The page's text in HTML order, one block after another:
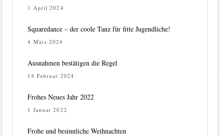
1 April 2024
Squaredance – der coole Tanz für fitte Jugendliche!
4 März 2024
Ausnahmen bestätigen die Regel
16 Februar 2024
Frohes Neues Jahr 2022
1 Januar 2022
Frohe und besinnliche Weihnachten